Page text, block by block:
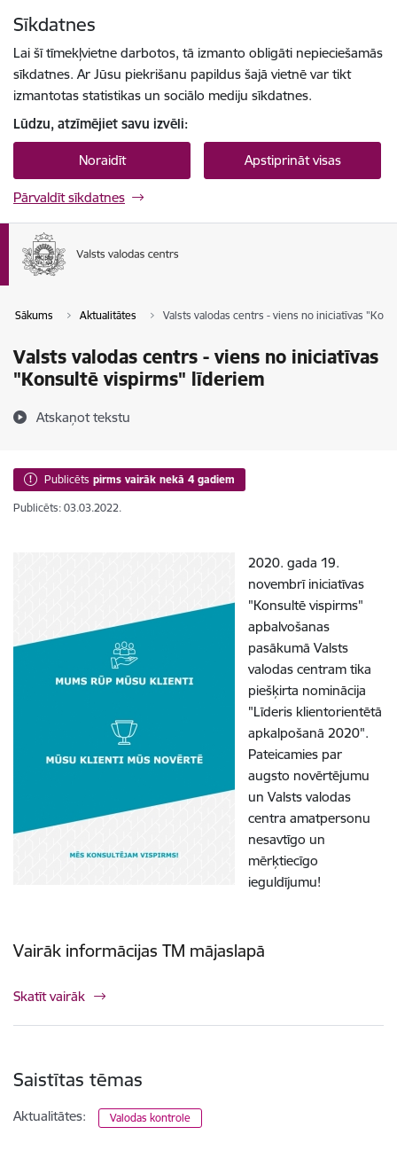
Sīkdatnes
Lai šī tīmekļvietne darbotos, tā izmanto obligāti nepieciešamās
sīkdatnes. Ar Jūsu piekrišanu papildus šajā vietnē var tikt
izmantotas statistikas un sociālo mediju sīkdatnes.
Lūdzu, atzīmējiet savu izvēli:
Noraidīt Apstiprināt visas
Pārvaldīt sīkdatnes
Sākums Aktualitātes Valsts valodas centrs - viens no iniciatīvas
Valsts valodas centrs - viens no iniciatīvas
"Konsultē vispirms" līderiem
Atskaņot tekstu
Publicēts pirms vairāk nekā 4 gadiem
Publicēts: 03.03.2022.
2020. gada 19.
novembrī iniciatīvas
"Konsultē vispirms"
apbalvošanas
pasākumā Valsts
valodas centram tika
piešķirta nominācija
"Līderis klientorientētā
apkalpošanā 2020".
Pateicamies par
augsto novērtējumu
un Valsts valodas
centra amatpersonu
nesavtīgo un
mērķtiecīgo
ieguldījumu!
Vairāk informācijas TM mājaslapā
Skatīt vairāk
Saistītas tēmas
Aktualitātes: Valodas kontrole